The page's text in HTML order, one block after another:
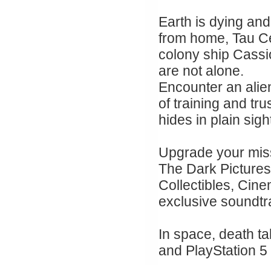
Earth is dying
from home, Tau
colony ship
are not alone.
Encounter an
of training and
hides in plain
Upgrade your
The Dark
Collectibles,
exclusive
In space, death
and PlayStation 5